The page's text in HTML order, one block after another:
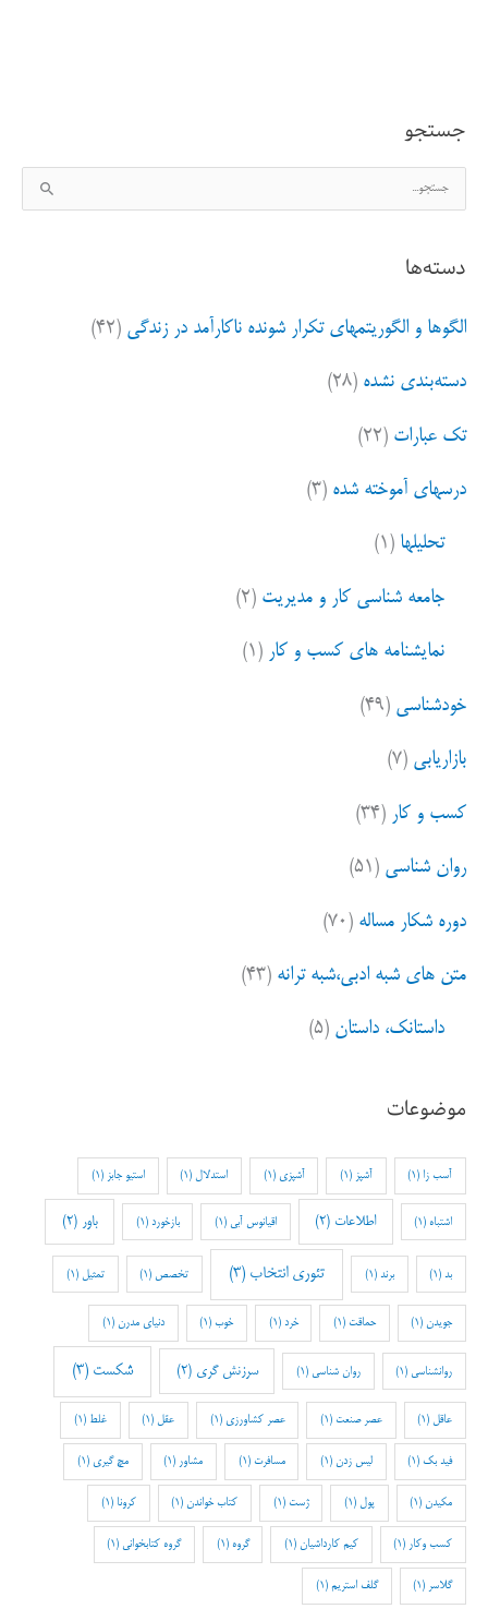
،کویر
کویر
نیست
جستجو
س
ج
ب
ا
دسته‌ها
الگوها و الگوریتمهای تکرار شونده ناکارآمد در زندگی (۴۲)
دسته‌بندی نشده (۲۸)
تک عبارات (۲۲)
درسهای آموخته شده (۳)
تحلیلها (۱)
جامعه شناسی کار و مدیریت (۲)
نمایشنامه های کسب و کار (۱)
خودشناسی (۴۹)
بازاریابی (۷)
کسب و کار (۳۴)
روان شناسی (۵۱)
دوره شکار مساله (۷۰)
متن های شبه ادبی،شبه ترانه (۴۳)
داستانک، داستان (۵)
موضوعات
آسب زا (1) آشپز (1) آشپزی (1) استدلال (1) استیو جابز (1)
اشتباه (1) اطلاعات (2) اقیانوس آبی (1) بازخورد (1) باور (2)
بد(1) برند (1) تئوری انتخاب (3) تخصص (1) تمثیل (1)
جویدن (1) حماقت (1) خرد (1) خوب(1) دنیای مدرن (1)
روانشناسی (1) روان شناسی (1) سرزنش گری (2) شکست (3)
عاقل (1) عصر صنعت (1) عصر کشاورزی (1) عقل (1) غلط (1)
فید بک(1) لیس زدن (1) مسافرت (1) مشاور (1) مچ گیری (1)
مکیدن (1) پول (1) ژست (1) کتاب خواندن (1) کرونا (1)
کسب وکار (1) کیم کارداشیان (1) گروه (1) گروه کتابخوانی (1)
گلاسر (1) گلف استریم (1)